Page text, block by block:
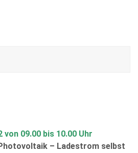
von 09.00 bis 10.00 Uhr
– Ladestrom selbst